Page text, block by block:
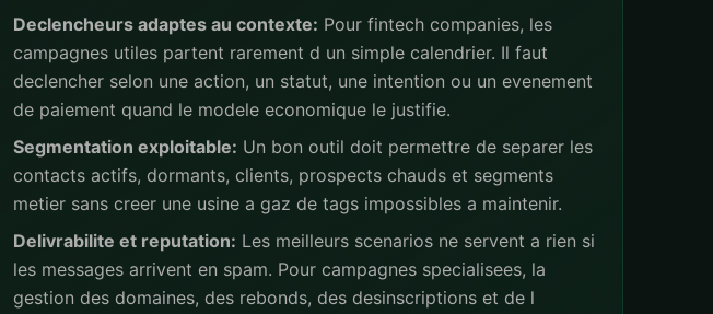
Declencheurs adaptes au contexte: Pour fintech companies, les
campagnes utiles partent rarement d un simple calendrier. Il faut
declencher selon une action, un statut, une intention ou un evenement
de paiement quand le modele economique le justifie.
Segmentation exploitable: Un bon outil doit permettre de separer les
contacts actifs, dormants, clients, prospects chauds et segments
metier sans creer une usine a gaz de tags impossibles a maintenir.
Delivrabilite et reputation: Les meilleurs scenarios ne servent a rien si
les messages arrivent en spam. Pour campagnes specialisees, la
gestion des domaines, des rebonds, des desinscriptions et de l